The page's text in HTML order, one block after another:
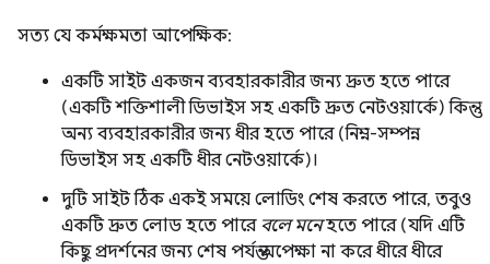
সত্য যে কর্মক্ষমতা আপেক্ষিক:
একটি সাইট একজন ব্যবহারকারীর জন্য দ্রুত হতে পারে
(একটি শক্তিশালী ডিভাইস সহ একটি দ্রুত নেটওয়ার্কে) কিন্তু
অন্য ব্যবহারকারীর জন্য ধীর হতে পারে (নিম্ন-সম্পন্ন
ডিভাইস সহ একটি ধীর নেটওয়ার্কে)।
দুটি সাইট ঠিক একই সময়ে লোডিং শেষ করতে পারে, তবুও
একটি দ্রুত লোড হতে পারে বলে মনেহতে পারে (যদি এটি
কিছু প্রদর্শনের জন্য শেষ পর্যন্ত অপেক্ষা না করে ধীরে ধীরে